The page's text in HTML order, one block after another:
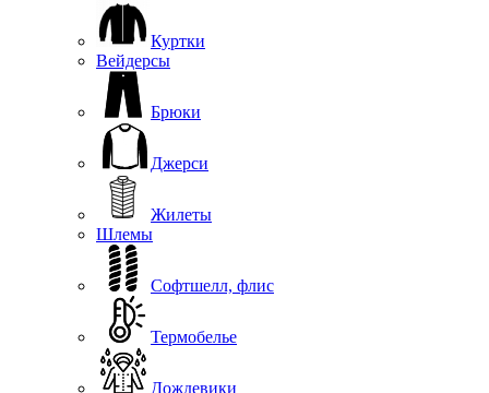
Куртки
Вейдерсы
Брюки
Джерси
Жилеты
Шлемы
Софтшелл, флис
Термобелье
Дождевики